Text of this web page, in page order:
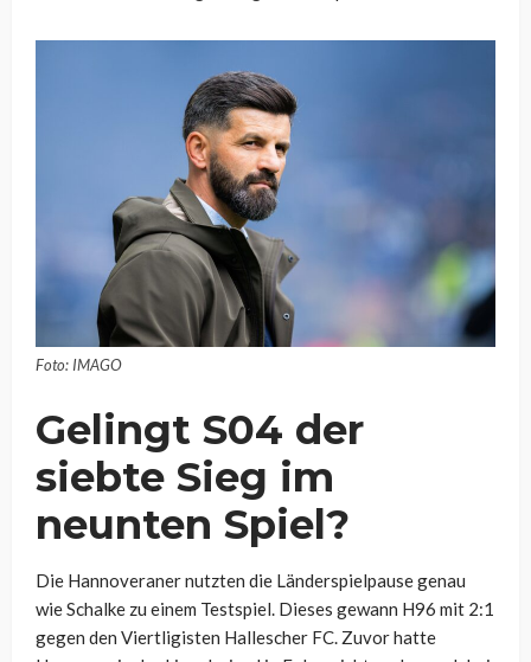
Foto: IMAGO
Gelingt S04 der
siebte Sieg im
neunten Spiel?
Die Hannoveraner nutzten die Länderspielpause genau
wie Schalke zu einem Testspiel. Dieses gewann H96 mit 2:1
gegen den Viertligisten Hallescher FC. Zuvor hatte